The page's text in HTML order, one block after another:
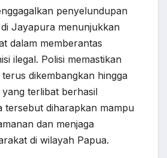
penyelundupan
Jayapura menunjukkan
dalam memberantas
ilegal. Polisi memastikan
dikembangkan hingga
terlibat berhasil
tersebut diharapkan mampu
dan menjaga
di wilayah Papua.